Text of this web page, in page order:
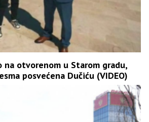
na otvorenom u Starom gradu,
posvećena Dučiću (VIDEO)